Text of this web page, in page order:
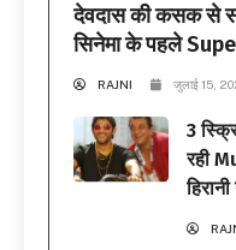
देवदास की कसक से
सिनेमा के पहले
RAJNI जुलाई 15,
3
रही